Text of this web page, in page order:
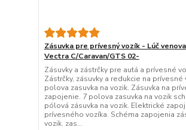
Zásuvka pre prívesný vozík - Lúč
Vectra C/Caravan/GTS 02-
Zásuvky a zástrčky pre autá a prívesné
Zástrčky, zásuvky a redukcie na prívesné
polova zasuvka na vozik. Zásuvka na
zapojenie. 7 polova zasuvka na vozik
pólová zásuvka na vozik. Elektrické
prívesného vozíka. Schéma zapojenia
vozik. zas...